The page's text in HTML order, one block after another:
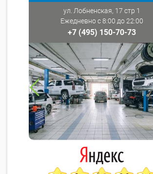
ул. Лобненская, 17 стр 1
Ежедневно с 8:00 до 22:00
+7 (495) 150-70-73